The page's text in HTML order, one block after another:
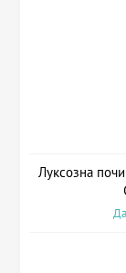
Луксозна